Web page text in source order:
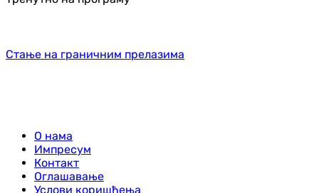
Стање на граничним прелазима
О нама
Импресум
Контакт
Оглашавање
Услови коришћења